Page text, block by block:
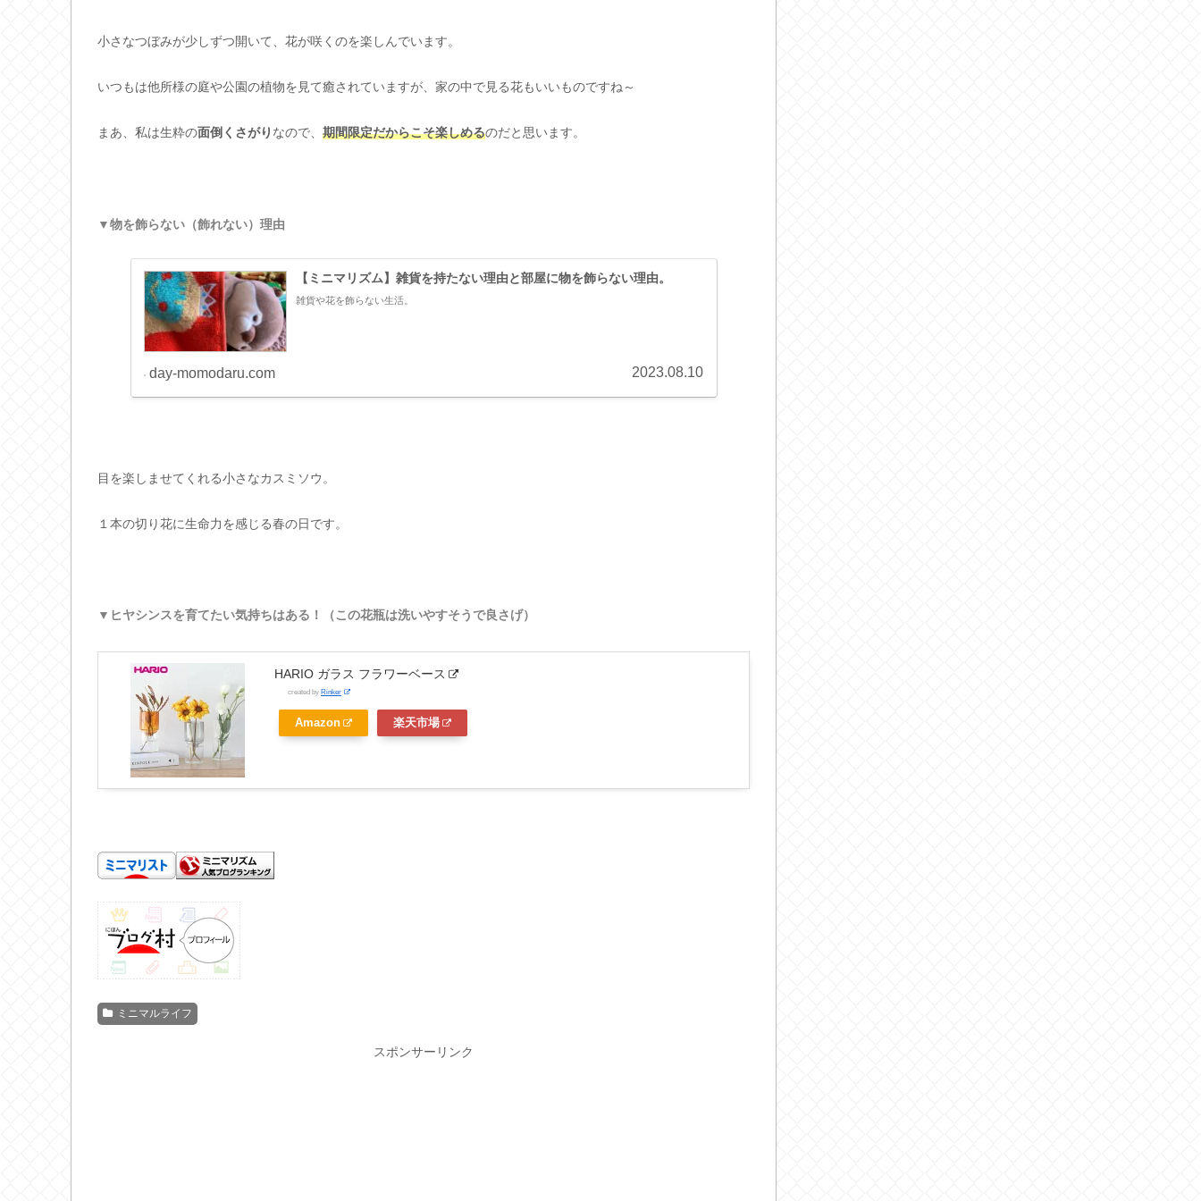
小さなつぼみが少しずつ開いて、花が咲くのを楽しんでいます。
いつもは他所様の庭や公園の植物を見て癒されていますが、家の中で見る花もいいものですね～
まあ、私は生粋の面倒くさがり なので、 期間限定だからこそ楽しめるのだと思います。
▼物を飾らない（飾れない）理由
【ミニマリズム】雑貨を持たない理由と部屋に物を飾らない理由。
雑貨や花を飾らない生活。
day-momodaru.com 2023.08.10
目を楽しませてくれる小さなカスミソウ。
１本の切り花に生命力を感じる春の日です。
▼ヒヤシンスを育てたい気持ちはある！（この花瓶は洗いやすそうで良さげ）
HARIO ガラス フラワーベース
created by Rinker
Amazon 楽天市場
ミニマルライフ
スポンサーリンク